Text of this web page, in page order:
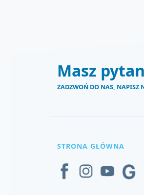
Masz
ZADZWOŃ DO NAS, NAPISZ
STRONA GŁÓWNA